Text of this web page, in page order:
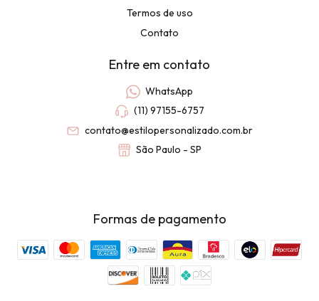
Termos de uso
Contato
Entre em contato
WhatsApp
(11) 97155-6757
contato@estilopersonalizado.com.br
São Paulo - SP
Formas de pagamento